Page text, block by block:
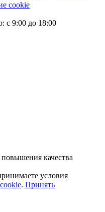
cookie
с 9:00 до 18:00
качества
условия
. Принять